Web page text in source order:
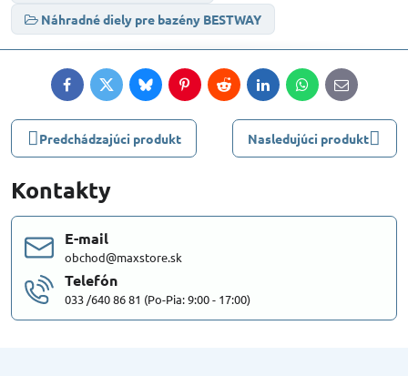
Náhradné diely pre bazény BESTWAY
FacebookTwitterBlueskyPinterestRedditLinkedInWhatsApp
E-
mail
Predchádzajúci produkt Nasledujúci produkt
Kontakty
E-mail
obchod@maxstore.sk
Telefón
033 /640 86 81 (Po-Pia: 9:00 - 17:00)